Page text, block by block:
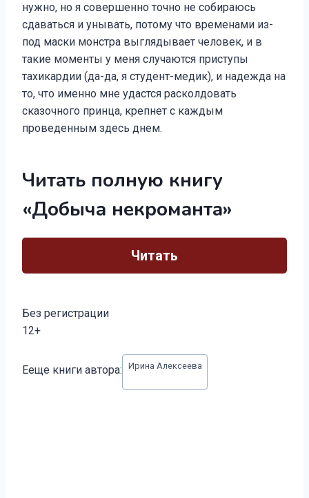
нужно, но я совершенно точно не собираюсь
сдаваться и унывать, потому что временами из-
под маски монстра выглядывает человек, и в
такие моменты у меня случаются приступы
тахикардии (да-да, я студент-медик), и надежда на
то, что именно мне удастся расколдовать
сказочного принца, крепнет с каждым
проведенным здесь днем.
Читать полную книгу
«Добыча некроманта»
Читать
Без регистрации
12+
записи:
Ееще книги автора: Ирина Алексеева